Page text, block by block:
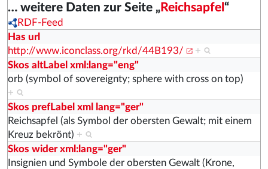
… weitere Daten zur Seite „Reichsapfel “
RDF-Feed
Has url
http://www.iconclass.org/rkd/44B193/
+
Skos altLabel xml:lang="eng"
orb (symbol of sovereignty; sphere with cross on top)
+
Skos prefLabel xml lang="ger"
Reichsapfel (als Symbol der obersten Gewalt; mit einem
Kreuz bekrönt) +
Skos wider xml:lang="ger"
Insignien und Symbole der obersten Gewalt (Krone,